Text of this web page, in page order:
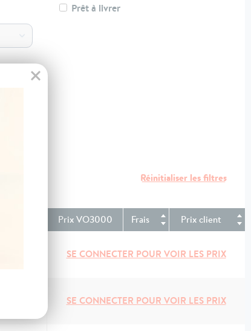
Prêt à livrer
Prix VO3000 Frais Prix client
SE CONNECTER POUR VOIR LES PRIX
SE CONNECTER POUR VOIR LES PRIX